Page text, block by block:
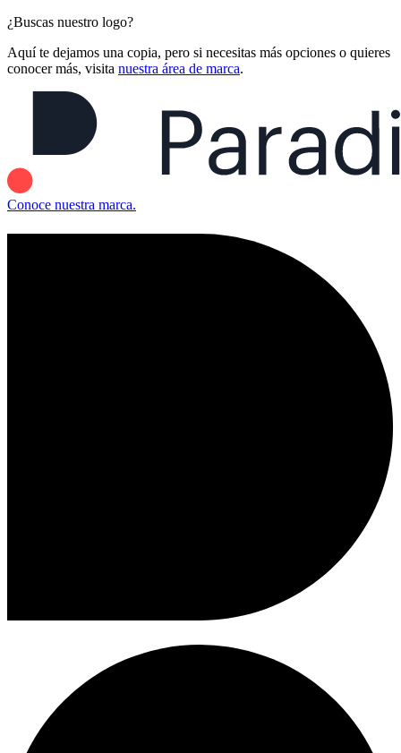
¿Buscas nuestro logo?
Aquí te dejamos una copia, pero si necesitas más opciones o quieres
conocer más, visita nuestra área de marca.
Conoce nuestra marca.